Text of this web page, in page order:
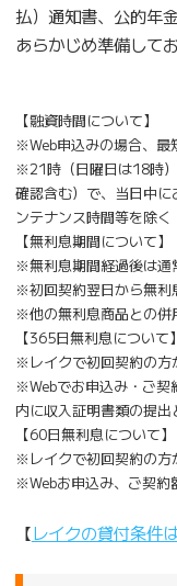
払）通知書、公的年
あらかじめ準備して
【融資時間について】
※Web申込みの場合、最
※21時（日曜日は18時
確認含む）で、当日中
ンテナンス時間等を除く
【無利息期間について】
※無利息期間経過後は通
※初回契約翌日から無利
※他の無利息商品との併
【365日無利息について】
※レイクで初回契約の方
※Webでお申込み・ご契
内に収入証明書類の提
【60日無利息について】
※レイクで初回契約の方
※Webお申込み、ご契約
【レイクの貸付条件